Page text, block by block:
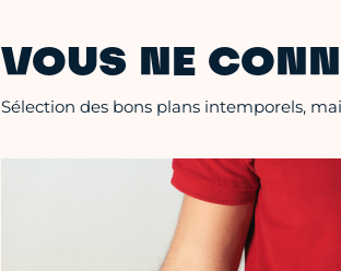
VOUS NE
Sélection des bons plans intemporels,